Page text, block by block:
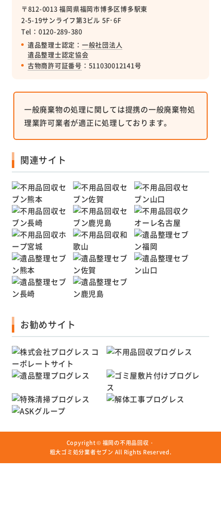
〒812-0013 福岡県福岡市博多区博多駅東
2-5-19サンライフ第3ビル 5F･6F
Tel：0120-289-380
遺品整理士認定： 一般社団法人
遺品整理士認定協会
古物商許可証番号 ：511030012141号
一般廃棄物の処理に関しては提携の一般廃棄物処
理業許可業者が適正に処理しております。
関連サイト
お勧めサイト
Copyright © 福岡の不用品回収・
粗大ゴミ処分業者セブン All Rights Reserved.